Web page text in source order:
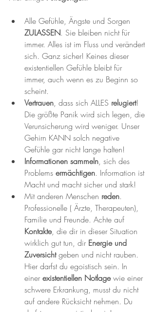
Alle Gefühle, Ängste und Sorgen
ZULASSEN. Sie bleiben nicht für
immer. Alles ist im Fluss und verändert
sich. Ganz sicher! Keines dieser
existentiellen Gefühle bleibt für
immer, auch wenn es zu Beginn so
scheint.
Vertrauen, dass sich ALLES relugiert!
Die größte Panik wird sich legen, die
Verunsicherung wird weniger. Unser
Gehirn KANN solch negative
Gefühle gar nicht lange halten!
Informationen sammeln, sich des
Problems ermächtigen. Information ist
Macht und macht sicher und stark!
Mit anderen Menschen reden.
Professionelle ( Ärzte, Therapeuten),
Familie und Freunde. Achte auf
Kontakte, die dir in dieser Situation
wirklich gut tun, dir Energie und
Zuversicht geben und nicht rauben.
Hier darfst du egoistisch sein. In
einer existentiellen Notlage wie einer
schwere Erkrankung, musst du nicht
auf andere Rücksicht nehmen. Du